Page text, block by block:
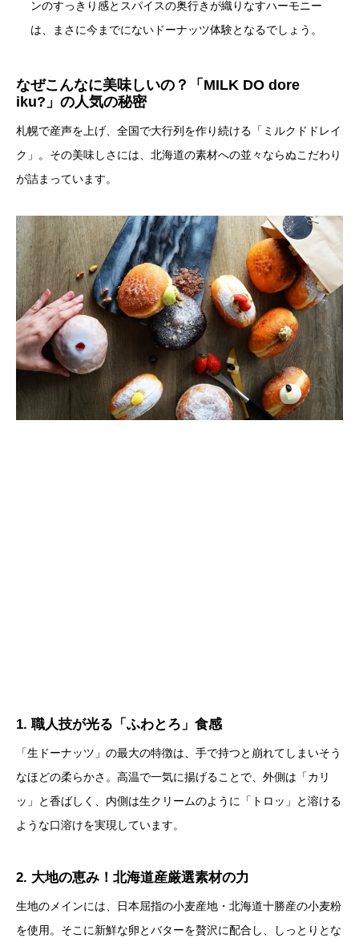
ンのすっきり感とスパイスの奥行きが織りなすハーモニー
は、まさに今までにないドーナッツ体験となるでしょう。
なぜこんなに美味しいの？「MILK DO dore
iku?」の人気の秘密
札幌で産声を上げ、全国で大行列を作り続ける「ミルクドドレイ
ク」。その美味しさには、北海道の素材への並々ならぬこだわり
が詰まっています。
1. 職人技が光る「ふわとろ」食感
「生ドーナッツ」の最大の特徴は、手で持つと崩れてしまいそう
なほどの柔らかさ。高温で一気に揚げることで、外側は「カリ
ッ」と香ばしく、内側は生クリームのように「トロッ」と溶ける
ような口溶けを実現しています。
2. 大地の恵み！北海道産厳選素材の力
生地のメインには、日本屈指の小麦産地・北海道十勝産の小麦粉
を使用。そこに新鮮な卵とバターを贅沢に配合し、しっとりとな